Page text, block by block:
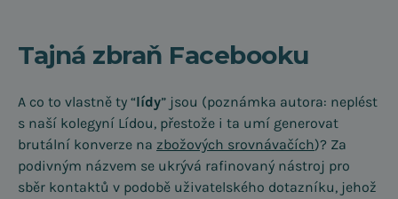
Tajná zbraň Facebooku
A co to vlastně ty “lídy” jsou (poznámka autora: neplést
s naší kolegyní Lídou, přestože i ta umí generovat
brutální konverze na zbožových srovnávačích)? Za
podivným názvem se ukrývá rafinovaný nástroj pro
sběr kontaktů v podobě uživatelského dotazníku, jehož